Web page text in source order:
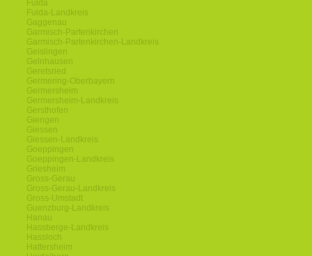
Fulda
Fulda-Landkreis
Gaggenau
Garmisch-Partenkirchen
Garmisch-Partenkirchen-Landkreis
Geislingen
Gelnhausen
Geretsried
Germering-Oberbayern
Germersheim
Germersheim-Landkreis
Gersthofen
Giengen
Giessen
Giessen-Landkreis
Goeppingen
Goeppingen-Landkreis
Griesheim
Gross-Gerau
Gross-Gerau-Landkreis
Gross-Umstadt
Guenzburg-Landkreis
Hanau
Hassberge-Landkreis
Hassloch
Hattersheim